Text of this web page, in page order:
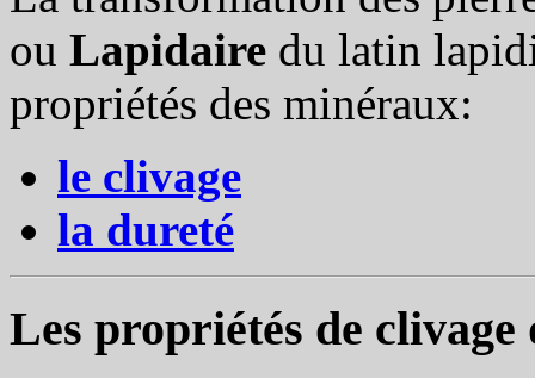
ou Lapidaire du latin
propriétés des minéraux:
le clivage
la dureté
Les propriétés de clivage